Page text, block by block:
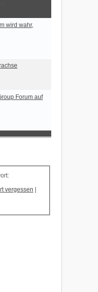
wird wahr,
Forum auf
vergessen